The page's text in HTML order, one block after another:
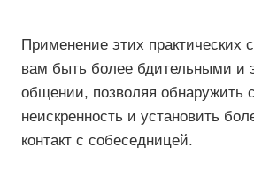
Применение этих практических
вам быть более бдительными
общении, позволяя обнаружить
неискренность и установить
контакт с собеседницей.